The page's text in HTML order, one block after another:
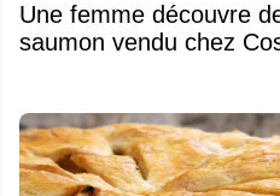
Une femme découvre
saumon vendu chez